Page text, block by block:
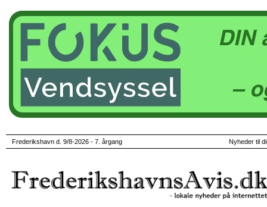
Frederikshavn d. 9/8-2026 - 7. årgang Nyheder til